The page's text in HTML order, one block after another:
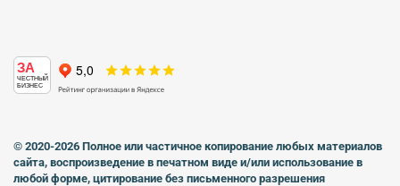
ЗА
ЧЕСТНЫЙ
БИЗНЕС
© 2020-2026 Полное или частичное копирование любых материалов
сайта, воспроизведение в печатном виде и/или использование в
любой форме, цитирование без письменного разрешения